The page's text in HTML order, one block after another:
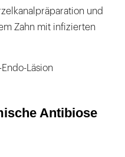
und
Zahn mit infizierten
Läsion
Antibiose